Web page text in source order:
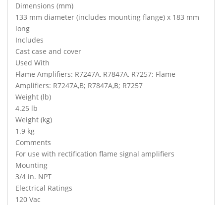
Dimensions (mm)
133 mm diameter (includes mounting flange) x 183 mm
long
Includes
Cast case and cover
Used With
Flame Amplifiers: R7247A, R7847A, R7257; Flame
Amplifiers: R7247A,B; R7847A,B; R7257
Weight (lb)
4.25 lb
Weight (kg)
1.9 kg
Comments
For use with rectification flame signal amplifiers
Mounting
3/4 in. NPT
Electrical Ratings
120 Vac